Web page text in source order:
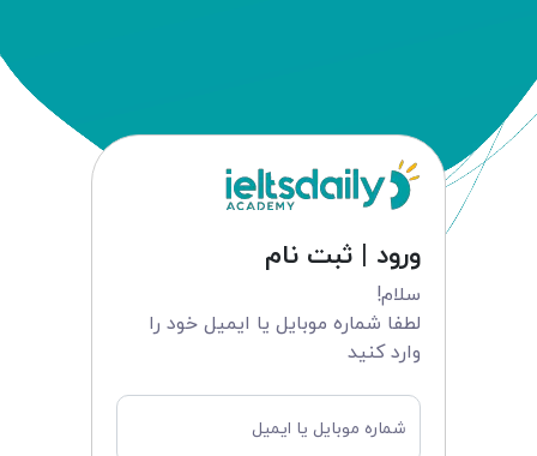
ورود | ثبت نام
سلام!
لطفا شماره موبایل یا ایمیل خود را
وارد کنید
شماره موبایل یا ایمیل